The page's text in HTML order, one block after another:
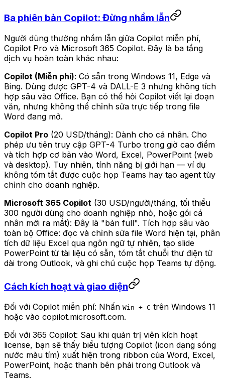
Ba phiên bản Copilot: Đừng nhầm lẫn
Người dùng thường nhầm lẫn giữa Copilot miễn phí,
Copilot Pro và Microsoft 365 Copilot. Đây là ba tầng
dịch vụ hoàn toàn khác nhau:
Copilot (Miễn phí): Có sẵn trong Windows 11, Edge và
Bing. Dùng được GPT-4 và DALL-E 3 nhưng không tích
hợp sâu vào Office. Bạn có thể hỏi Copilot viết lại đoạn
văn, nhưng không thể chỉnh sửa trực tiếp trong file
Word đang mở.
Copilot Pro (20 USD/tháng): Dành cho cá nhân. Cho
phép ưu tiên truy cập GPT-4 Turbo trong giờ cao điểm
và tích hợp cơ bản vào Word, Excel, PowerPoint (web
và desktop). Tuy nhiên, tính năng bị giới hạn — ví dụ
không tóm tắt được cuộc họp Teams hay tạo agent tùy
chỉnh cho doanh nghiệp.
Microsoft 365 Copilot (30 USD/người/tháng, tối thiểu
300 người dùng cho doanh nghiệp nhỏ, hoặc gói cá
nhân mới ra mắt): Đây là "bản full". Tích hợp sâu vào
toàn bộ Office: đọc và chỉnh sửa file Word hiện tại, phân
tích dữ liệu Excel qua ngôn ngữ tự nhiên, tạo slide
PowerPoint từ tài liệu có sẵn, tóm tắt chuỗi thư điện tử
dài trong Outlook, và ghi chú cuộc họp Teams tự động.
Cách kích hoạt và giao diện
Đối với Copilot miễn phí: Nhấn Win + C trên Windows 11
hoặc vào copilot.microsoft.com.
Đối với 365 Copilot: Sau khi quản trị viên kích hoạt
license, bạn sẽ thấy biểu tượng Copilot (icon dạng sóng
nước màu tím) xuất hiện trong ribbon của Word, Excel,
PowerPoint, hoặc thanh bên phải trong Outlook và
Teams.